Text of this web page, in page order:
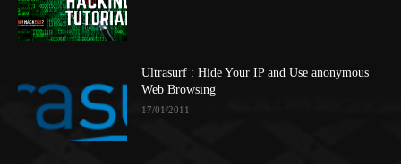
Ultrasurf : Hide Your IP and Use anonymous
Web Browsing
17/01/2011